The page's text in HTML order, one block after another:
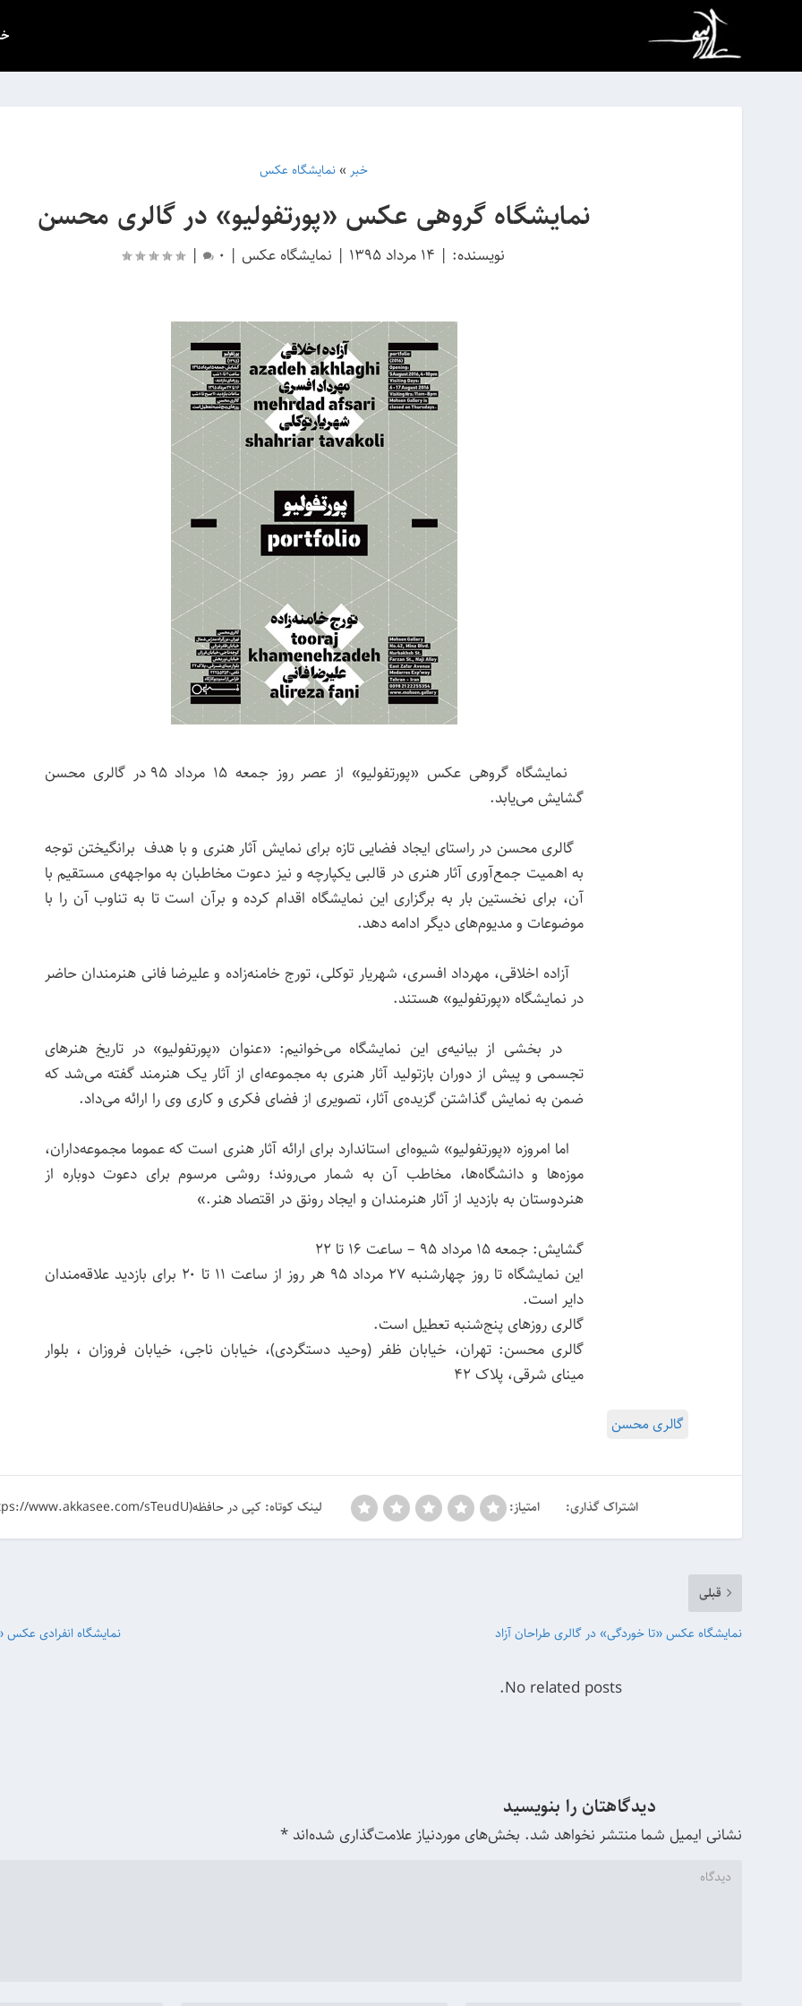
خبر » نمایشگاه عکس
نمایشگاه گروهی عکس «پورتفولیو» در گالری محسن
نویسنده: | 14 مرداد 1395 | نمایشگاه عکس |
0
|
نمایشگاه گروهی عکس «پورتفولیو» از عصر روز جمعه ۱۵ مرداد ۹۵ در گالری محسن
گشایش می‌یابد.
گالری محسن در راستای ایجاد فضایی تازه برای نمایش آثار هنری و با هدف برانگیختن توجه
به اهمیت جمع‌آوری آثار هنری در قالبی یکپارچه و نیز دعوت مخاطبان به مواجهه‌ی مستقیم با
آن، برای نخستین بار به برگزاری این نمایشگاه اقدام کرده و برآن است تا به تناوب آن را با
موضوعات و مدیوم‌های دیگر ادامه دهد.
آزاده اخلاقی، مهرداد افسری، شهریار توکلی، تورج خامنه‌زاده و علیرضا فانی هنرمندان حاضر
در نمایشگاه «پورتفولیو» هستند.
در بخشی از بیانیه‌ی این نمایشگاه می‌خوانیم: «عنوان «پورتفولیو» در تاریخ هنرهای
تجسمی و پیش از دوران بازتولید آثار هنری به مجموعه‌ای از آثار یک هنرمند گفته می‌شد که
ضمن به نمایش گذاشتن گزیده‌ی آثار، تصویری از فضای فکری و کاری وی را ارائه می‌داد.
اما امروزه «پورتفولیو» شیوه‌ای استاندارد برای ارائه آثار هنری است که عموما مجموعه‌داران،
موزه‌ها و دانشگاه‌ها، مخاطب آن به شمار می‌روند؛ روشی مرسوم برای دعوت دوباره از
هنردوستان به بازدید از آثار هنرمندان و ایجاد رونق در اقتصاد هنر.»
گشایش: جمعه ۱۵ مرداد ۹۵ – ساعت ۱۶ تا ۲۲
این نمایشگاه تا روز چهارشنبه ۲۷ مرداد ۹۵ هر روز از ساعت ۱۱ تا ۲۰ برای بازدید علاقه‌مندان
دایر است.
گالری روزهای پنج‌شنبه تعطیل است.
گالری محسن: تهران، خیابان ظفر (وحید دستگردی)، خیابان ناجی، خیابان فروزان ، بلوار
مینای شرقی، پلاک ۴۲
گالری محسن
اشتراک گذاری: امتیاز: لینک کوتاه: کپی در حافظه(https://www.akkasee.com/sTeudU)
قبلی
نمایشگاه عکس «تا خوردگی» در گالری طراحان آزاد نمایشگاه انفرادی
No related posts.
دیدگاهتان را بنویسید
نشانی ایمیل شما منتشر نخواهد شد. بخش‌های موردنیاز علامت‌گذاری شده‌اند*